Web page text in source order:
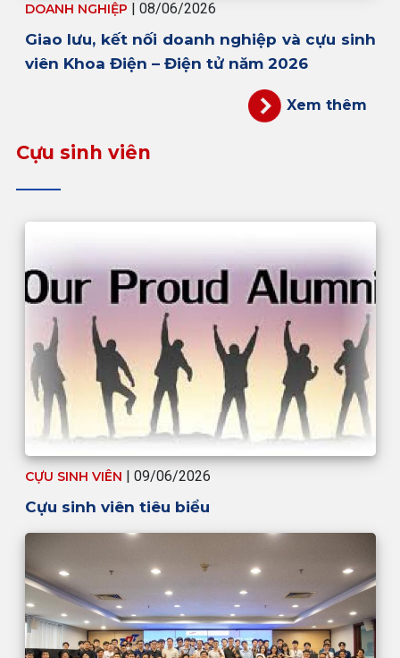
DOANH NGHIỆP | 08/06/2026
Giao lưu, kết nối doanh nghiệp và cựu sinh
viên Khoa Điện – Điện tử năm 2026
Xem thêm
Cựu sinh viên
CỰU SINH VIÊN | 09/06/2026
Cựu sinh viên tiêu biểu